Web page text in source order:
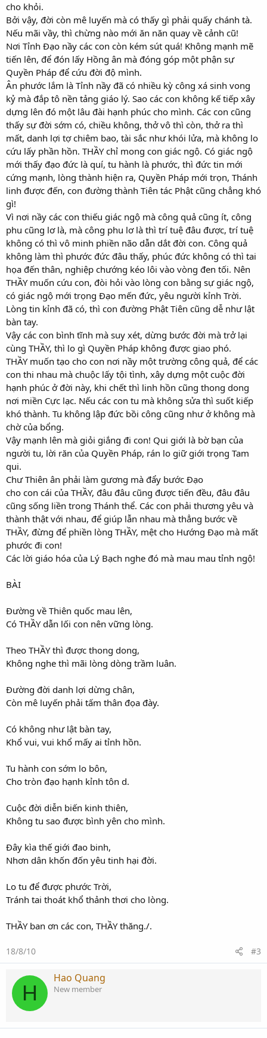
cho khỏi.
Bởi vậy, đời còn mê luyến mà có thấy gì phải quấy chánh tà.
Nếu mãi vầy, thì chừng nào mới ăn năn quay về cảnh cũ!
Nơi Tỉnh Đạo nầy các con còn kém sút quá! Không mạnh mẽ
tiến lên, để đón lấy Hồng ân mà đóng góp một phận sự
Quyền Pháp để cứu đời độ mình.
Ân phước lắm là Tỉnh nầy đã có nhiều kỳ công xá sinh vong
kỷ mà đắp tô nền tảng giáo lý. Sao các con không kế tiếp xây
dựng lên đó một lâu đài hạnh phúc cho mình. Các con cũng
thấy sự đời sớm có, chiều không, thở vô thì còn, thở ra thì
mất, danh lợi tợ chiêm bao, tài sắc như khói lửa, mà không lo
cứu lấy phần hồn. THẦY chỉ mong con giác ngộ. Có giác ngộ
mới thấy đạo đức là quí, tu hành là phước, thì đức tin mới
cứng mạnh, lòng thành hiện ra, Quyền Pháp mới trọn, Thánh
linh được đến, con đường thành Tiên tác Phật cũng chẳng khó
gì!
Vì nơi nầy các con thiếu giác ngộ mà công quả cũng ít, công
phu cũng lơ là, mà công phu lơ là thì trí tuệ đâu được, trí tuệ
không có thì vô minh phiền não dẫn dắt đời con. Công quả
không làm thì phước đức đâu thấy, phúc đức không có thì tai
họa đến thân, nghiệp chướng kéo lôi vào vòng đen tối. Nên
THẦY muốn cứu con, đòi hỏi vào lòng con bằng sự giác ngộ,
có giác ngộ mới trọng Đạo mến đức, yêu người kỉnh Trời.
Lòng tin kỉnh đã có, thì con đường Phật Tiên cũng dễ như lật
bàn tay.
Vậy các con bình tĩnh mà suy xét, dừng bước đời mà trở lại
cùng THẦY, thì lo gì Quyền Pháp không được giao phó.
THẦY muốn tạo cho con nơi nầy một trường công quả, để các
con thi nhau mà chuộc lấy tội tình, xây dựng một cuộc đời
hạnh phúc ở đời này, khi chết thì linh hồn cũng thong dong
nơi miền Cực lạc. Nếu các con tu mà không sửa thì suốt kiếp
khó thành. Tu không lập đức bồi công cũng như ở không mà
chờ của bổng.
Vậy mạnh lên mà giỏi giắng đi con! Qui giới là bờ bạn của
người tu, lời răn của Quyền Pháp, rán lo giữ giới trọng Tam
qui.
Chư Thiên ân phải làm gương mà đẩy bước Đạo
cho con cái của THẦY, đâu đâu cũng được tiến đều, đâu đâu
cũng sống liền trong Thánh thể. Các con phải thương yêu và
thành thật với nhau, để giúp lẫn nhau mà thẳng bước về
THẦY, đừng để phiền lòng THẦY, mệt cho Hướng Đạo mà mất
phước đi con!
Các lời giáo hóa của Lý Bạch nghe đó mà mau mau tỉnh ngộ!
BÀI
Đường về Thiên quốc mau lên,
Có THẦY dẫn lối con nên vững lòng.
Theo THẦY thì được thong dong,
Không nghe thì mãi lòng dòng trầm luân.
Đường đời danh lợi dừng chân,
Còn mê luyến phải tấm thân đọa đày.
Có không như lật bàn tay,
Khổ vui, vui khổ mấy ai tỉnh hồn.
Tu hành con sớm lo bôn,
Cho tròn đạo hạnh kỉnh tôn d.
Cuộc đời diễn biến kinh thiên,
Không tu sao được bình yên cho mình.
Đây kìa thế giới đao binh,
Nhơn dân khốn đốn yêu tinh hại đời.
Lo tu để được phước Trời,
Tránh tai thoát khổ thảnh thơi cho lòng.
THẦY ban ơn các con, THẦY thăng./.
18/8/10 #3
H
Hao Quang
New member